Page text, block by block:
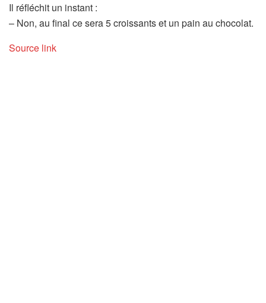
Il réfléchit un instant :
– Non, au final ce sera 5 croissants et un pain au chocolat.
Source link